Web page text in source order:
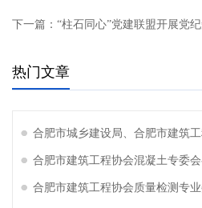
下一篇： “柱石同心”党建联盟开展党
热门文章
合肥市城乡建设局、合肥市建筑
合肥市建筑工程协会混凝土专委
合肥市建筑工程协会质量检测专